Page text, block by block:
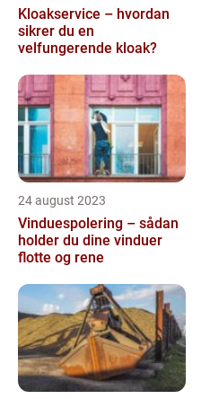
Kloakservice – hvordan
sikrer du en
velfungerende kloak?
24 august 2023
Vinduespolering – sådan
holder du dine vinduer
flotte og rene